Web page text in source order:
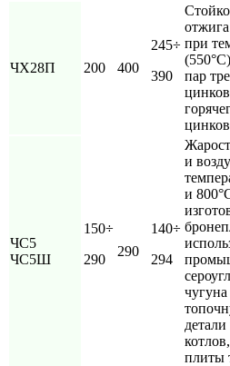
ЧХ28П 200 400
245÷
390
при
пар
ЧС5
ЧС5Ш
150÷
290
290
140÷
294
и
и
плиты